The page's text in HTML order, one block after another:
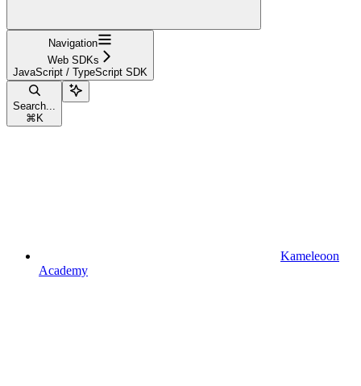
Navigation
Web SDKs
JavaScript / TypeScript SDK
Search...
⌘ K
Kameleoon
Academy